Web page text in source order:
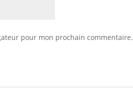
pour mon prochain commentaire.